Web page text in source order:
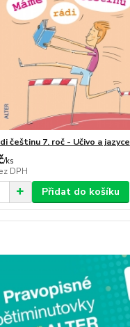
češtinu 7. roč - Učivo a jazyce
/ks
DPH
Přidat do košíku